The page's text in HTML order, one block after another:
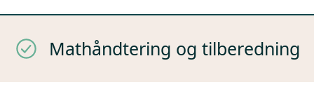
Mathåndtering og tilberedning